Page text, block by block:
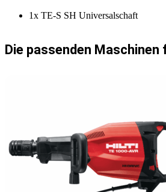
1x TE-S SH Universalschaft
Die passenden Maschinen